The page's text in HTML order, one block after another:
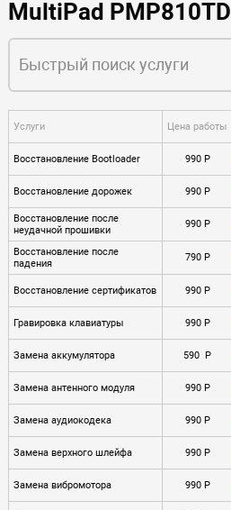
MultiPad PMP810TD
Услуги Цена работы
Восстановление Bootloader 990 P
Восстановление дорожек 990 P
Восстановление после
неудачной прошивки
990 P
Восстановление после
падения
790 P
Восстановление сертификатов 990 P
Гравировка клавиатуры 990 P
Замена аккумулятора 590 P
Замена антенного модуля 990 P
Замена аудиокодека 990 P
Замена верхного шлейфа 990 P
Замена вибромотора 990 P